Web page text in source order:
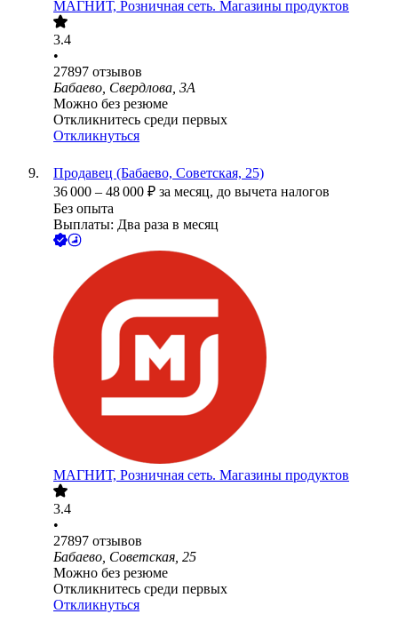
МАГНИТ, Розничная сеть. Магазины продуктов
3.4
•
27897 отзывов
Бабаево, Свердлова, 3А
Можно без резюме
Откликнитесь среди первых
Откликнуться
Продавец (Бабаево, Советская, 25)
36 000 – 48 000 ₽ за месяц, до вычета налогов
Без опыта
Выплаты: Два раза в месяц
МАГНИТ, Розничная сеть. Магазины продуктов
3.4
•
27897 отзывов
Бабаево, Советская, 25
Можно без резюме
Откликнитесь среди первых
Откликнуться